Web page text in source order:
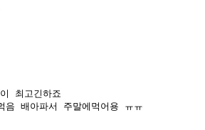
최고긴하죠
음 배아파서 주말에먹어용 ㅠㅠ